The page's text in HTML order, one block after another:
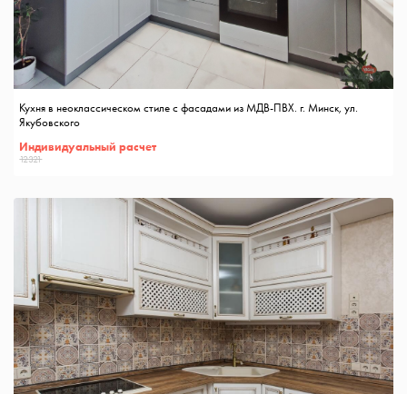
Кухня в неоклассическом стиле с фасадами из МДВ-ПВХ. г. Минск, ул.
Якубовского
Индивидуальный расчет
12321